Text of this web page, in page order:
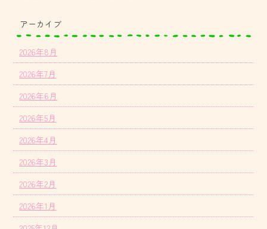
アーカイブ
2026年8月
2026年7月
2026年6月
2026年5月
2026年4月
2026年3月
2026年2月
2026年1月